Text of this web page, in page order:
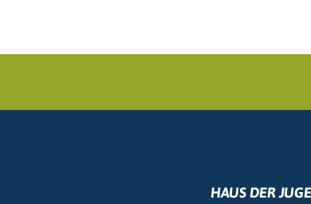
HAUS DER